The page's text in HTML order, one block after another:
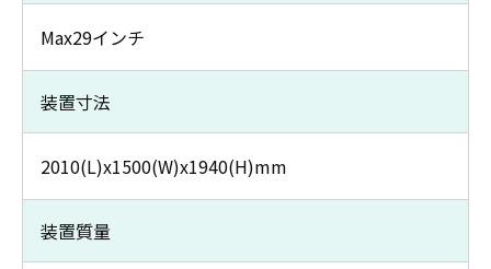
Max29インチ
装置寸法
2010(L)x1500(W)x1940(H)mm
装置質量